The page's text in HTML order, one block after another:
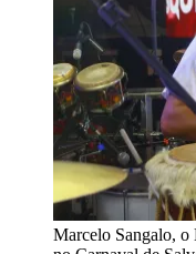
Marcelo Sangalo, o